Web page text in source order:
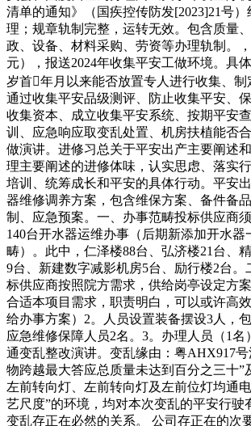
清单的通知》（国疾控传防发[2023]21号
理；规章轨制完整，运转无效。包含质量
政、设备、材料采购、劳资等办理轨制。
元），报送2024年收集平安工做环境。具
岁首年月以来能否放置专人进行收集、制
通过收集平安品级测评、防止收集平安、
收集资本、成立收集平安系统、按期平安
训、应急响应取变乱处置、机房扶植能否
做演讲。进修习总关于平安出产主要阐述
理主要阐述的进修体味，认实思虑、落实
培训、统筹成长和平安的具体行动。平安
器维修调养方案，包含维保方案、备件备
制、应急预案。一、办事范畴投标供应商
140台开水器运维办事（后期新添加开水器
畴）。此中，仁泽楼88台、弘济楼21台、
9台、新建数字减影机房5台、励行楼2台。
标供应商按照院方需求，供给岗亭设定方
合适本项目需求，职责明白，可以或许高
给办事方案）2。人员设置装备摆设3人，
应急维修保障人员2名。3。办理人员（1名
通变乱整改演讲。变乱缘由：粤AHX917
物跨越最大答应总质量未达到百分之三十”
左前转向灯、左前转向灯及左前位灯均通
艺尺度”的环境，均对本次变乱的平安行驶
变乱存正在必然的关系。 公司存正在的次